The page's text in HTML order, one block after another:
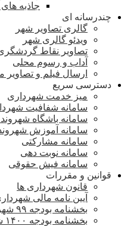
جاذبه
چندرسانه ای
گالری تصاویر شهر
ویدئو گالری شهر
تصاویر نقاط
آداب و رسوم محلی
ارسال فیلم و تصاویر
دسترسی سریع
میز خدمت شهرداری
سامانه شفافیت
سامانه باشگاه
سامانه آموزش
سامانه مشارکتی
سامانه نوبت دهی
سامانه فیش حقوقی
قوانین و مقررات
قانون شهرداری ها
آیین نامه مالی
بخشنامه بودجه ۹۹ شهرداری ها
بخشنامه بودجه ۱۴۰۰ شهرداری ها